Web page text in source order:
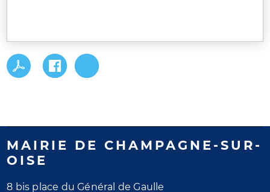
MAIRIE DE CHAMPAGNE-SUR-
OISE
8 bis place du Général de Gaulle